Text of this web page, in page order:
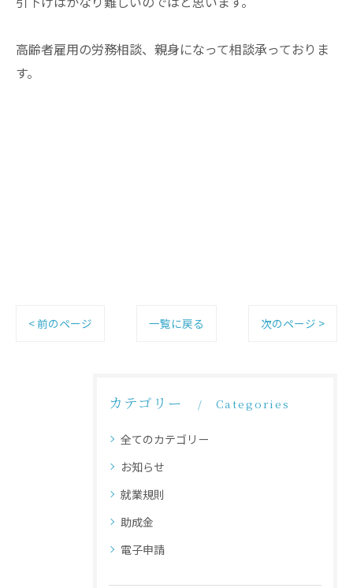
高齢者雇用の労務相談、親身になって相談承っておりま
す。
< 前のページ 一覧に戻る 次のページ >
カテゴリー Categories
全てのカテゴリー
お知らせ
就業規則
助成金
電子申請